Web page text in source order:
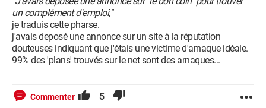
un complément d'emploi,"
je traduis cette pharse.
j'avais deposé une annonce sur un site à la réputation
douteuses indiquant que j'étais une victime d'arnaque idéale.
99% des 'plans' trouvés sur le net sont des arnaques...
Commenter 5